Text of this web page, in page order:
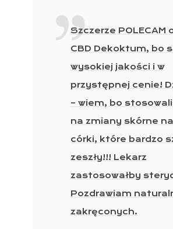
Szczerze POLECAM
CBD Dekoktum, bo
wysokiej jakości i w
przystępnej cenie!
– wiem, bo
na zmiany skórne
córki, które bardzo
zeszły!!! Lekarz
zastosowałby
Pozdrawiam
zakręconych.